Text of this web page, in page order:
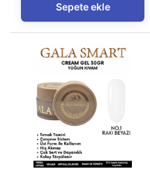
Sepete ekle